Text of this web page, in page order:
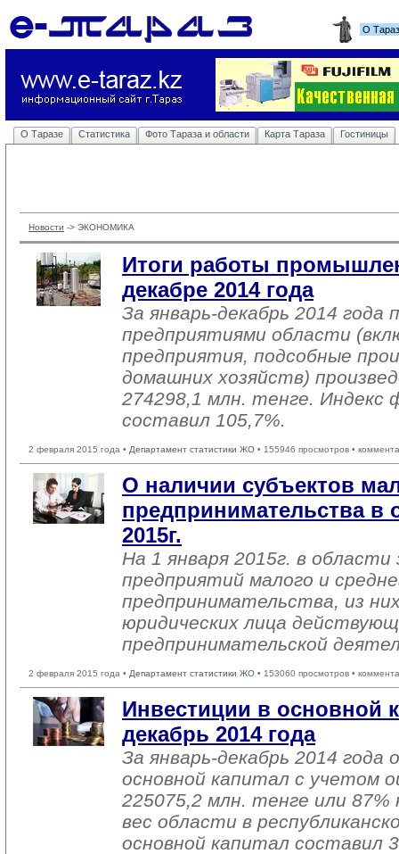
О
О Таразе Статистика Фото Тараза и области Карта Тараза Гостиницы
Новости -> ЭКОНОМИКА
Итоги работы
декабре 2014 года
За январь-декабрь 2014
предприятиями области
предприятия, подсобные
домашних хозяйств)
274298,1 млн. тенге. Индекс
составил 105,7%.
2 февраля 2015 года • Департамент статистики ЖО • 155946 просмотров •
О наличии субъектов
предпринимательства в
2015г.
На 1 января 2015г. в
предприятий малого и
предпринимательства, из
юридических лица
предпринимательской
2 февраля 2015 года • Департамент статистики ЖО • 153060 просмотров •
Инвестиции в основной
декабрь 2014 года
За январь-декабрь 2014 года
основной капитал с учетом
225075,2 млн. тенге или 87%
вес области в
основной капитал составил